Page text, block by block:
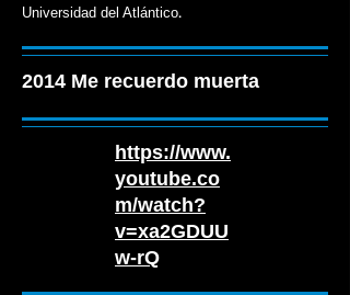
Universidad del Atlántico.
2014 Me recuerdo muerta
https://www.
youtube.co
m/watch?
v=xa2GDUU
w-rQ